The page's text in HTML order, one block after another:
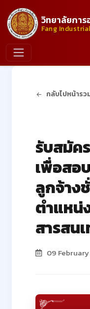
วิทยาลัยกา
Fang
กลับไปหน้ารว
รับสมัค
เพื่อสอ
ลูกจ้าง
ตำแหน่
สารสน
09